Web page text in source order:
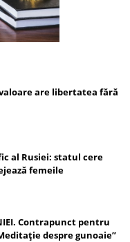
valoare are libertatea fără
al Rusiei: statul cere
femeile
Contrapunct pentru
despre gunoaie”